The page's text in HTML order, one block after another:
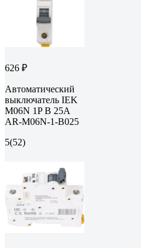
626 ₽
Автоматический
выключатель IEK
M06N 1P B 25А
AR-M06N-1-B025
5(52)